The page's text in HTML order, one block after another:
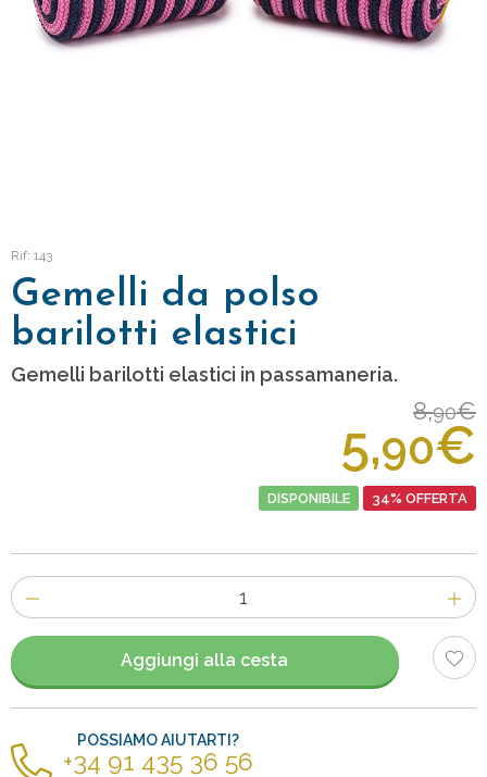
Rif: 143
Gemelli da polso
barilotti elastici
Gemelli barilotti elastici in passamaneria.
8,90€
5,90€
DISPONIBILE 34% OFFERTA
Numero
di
articoli
Aggiungi alla cesta
POSSIAMO AIUTARTI?
+34 91 435 36 56